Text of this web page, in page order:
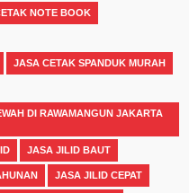
NOTE BOOK
JASA CETAK SPANDUK MURAH
DI RAWAMANGUN JAKARTA
JASA JILID BAUT
JASA JILID CEPAT